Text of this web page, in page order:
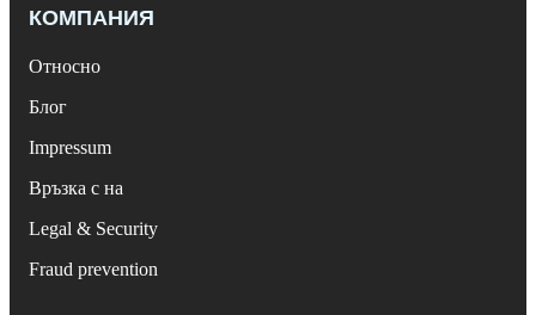
КОМПАНИЯ
Относно
Блог
Impressum
Връзка с на
Legal & Security
Fraud prevention